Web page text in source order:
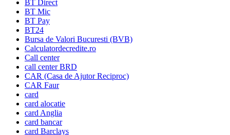
BT Direct
BT Mic
BT Pay
BT24
Bursa de Valori Bucuresti (BVB)
Calculatordecredite.ro
Call center
call center BRD
CAR (Casa de Ajutor Reciproc)
CAR Faur
card
card alocatie
card Anglia
card bancar
card Barclays